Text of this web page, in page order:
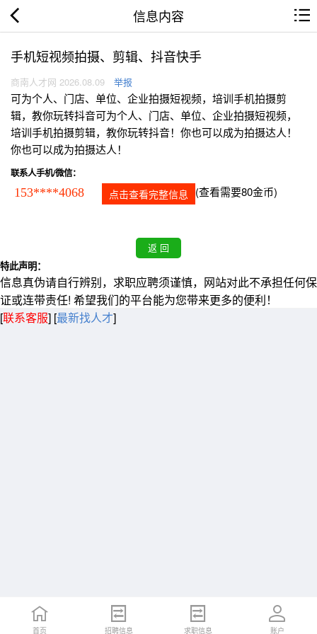
信息内容
手机短视频拍摄、剪辑、抖音快手
商南人才网 2026.08.09 举报
可为个人、门店、单位、企业拍摄短视频，培训手机拍摄剪
辑，教你玩转抖音可为个人、门店、单位、企业拍摄短视频，
培训手机拍摄剪辑，教你玩转抖音！你也可以成为拍摄达人！
你也可以成为拍摄达人！
联系人手机/微信：
153****4068 点击查看完整信息 (查看需要80金币)
特此声明：
信息真伪请自行辨别，求职应聘须谨慎，网站对此不承担任何保
证或连带责任! 希望我们的平台能为您带来更多的便利！
[联系客服] [最新找人才]
首页 招聘信息 求职信息 账户